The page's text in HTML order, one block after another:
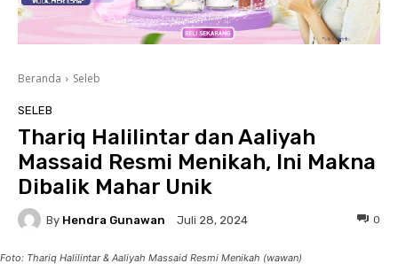
Beranda Seleb
SELEB
Thariq Halilintar dan Aaliyah
Massaid Resmi Menikah, Ini Makna
Dibalik Mahar Unik
By Hendra Gunawan Juli 28, 2024 0
Foto: Thariq Halilintar & Aaliyah Massaid Resmi Menikah (wawan)